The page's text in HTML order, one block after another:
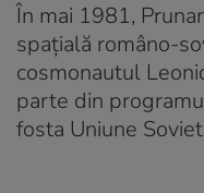
În mai 1981,
spaţială româno-
cosmonautul
parte din
fosta Uniune